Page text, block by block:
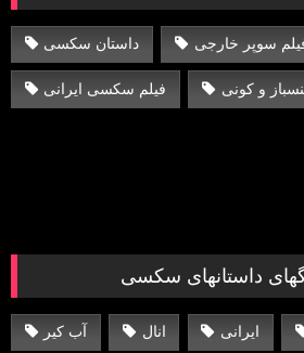
داستان سکسی سوپر خارجی
فیلم سکسی ایرانی و کونی
داستانهای سکسی
آب کیر انال ایرانی